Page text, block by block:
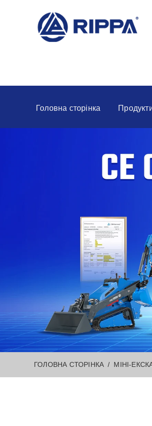
Головна сторінка
ГОЛОВНА СТОРІНКА МІНІ-